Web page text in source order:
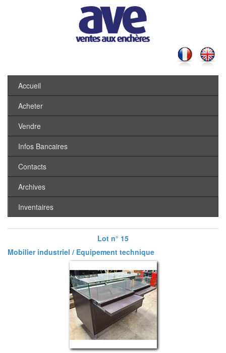
Accueil
Acheter
Vendre
Infos Bancaires
Contacts
Archives
Inventaires
Lot n° 15
Mobilier industriel / Equipement technique